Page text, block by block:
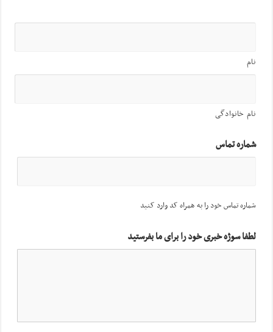
نام
نام خانوادگی
شماره تماس
شماره تماس خود را به همراه کد وارد کنید
لطفا سوژه خبری خود را برای ما بفرستید